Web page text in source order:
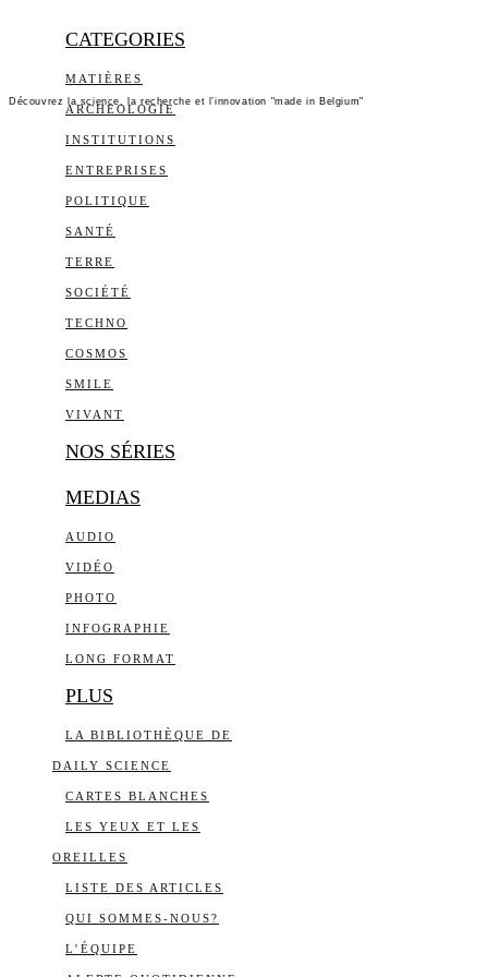
CATEGORIES
MATIÈRES
ARCHEOLOGIE
INSTITUTIONS
ENTREPRISES
POLITIQUE
SANTÉ
TERRE
SOCIÉTÉ
TECHNO
COSMOS
SMILE
VIVANT
NOS SÉRIES
MEDIAS
AUDIO
VIDÉO
PHOTO
INFOGRAPHIE
LONG FORMAT
PLUS
LA BIBLIOTHÈQUE DE
DAILY SCIENCE
CARTES BLANCHES
LES YEUX ET LES
OREILLES
LISTE DES ARTICLES
QUI SOMMES-NOUS?
L’ÉQUIPE
Découvrez la science, la recherche et l’innovation "made in Belgium"